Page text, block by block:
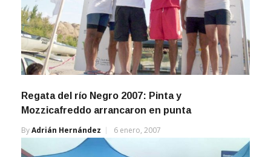
Regata del río Negro 2007: Pinta y
Mozzicafreddo arrancaron en punta
ByAdrián Hernández 6 enero, 2007